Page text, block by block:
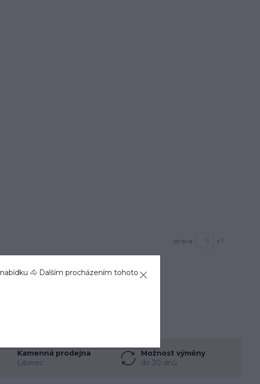
strana z 1
Kamenná prodejna
Liberec
Možnost výměny
do 30 dnů
nabídku 🐴 Dalším procházením tohoto